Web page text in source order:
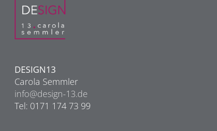
DESIGN13
Carola Semmler
info@design-13.de
Tel: 0171 174 73 99